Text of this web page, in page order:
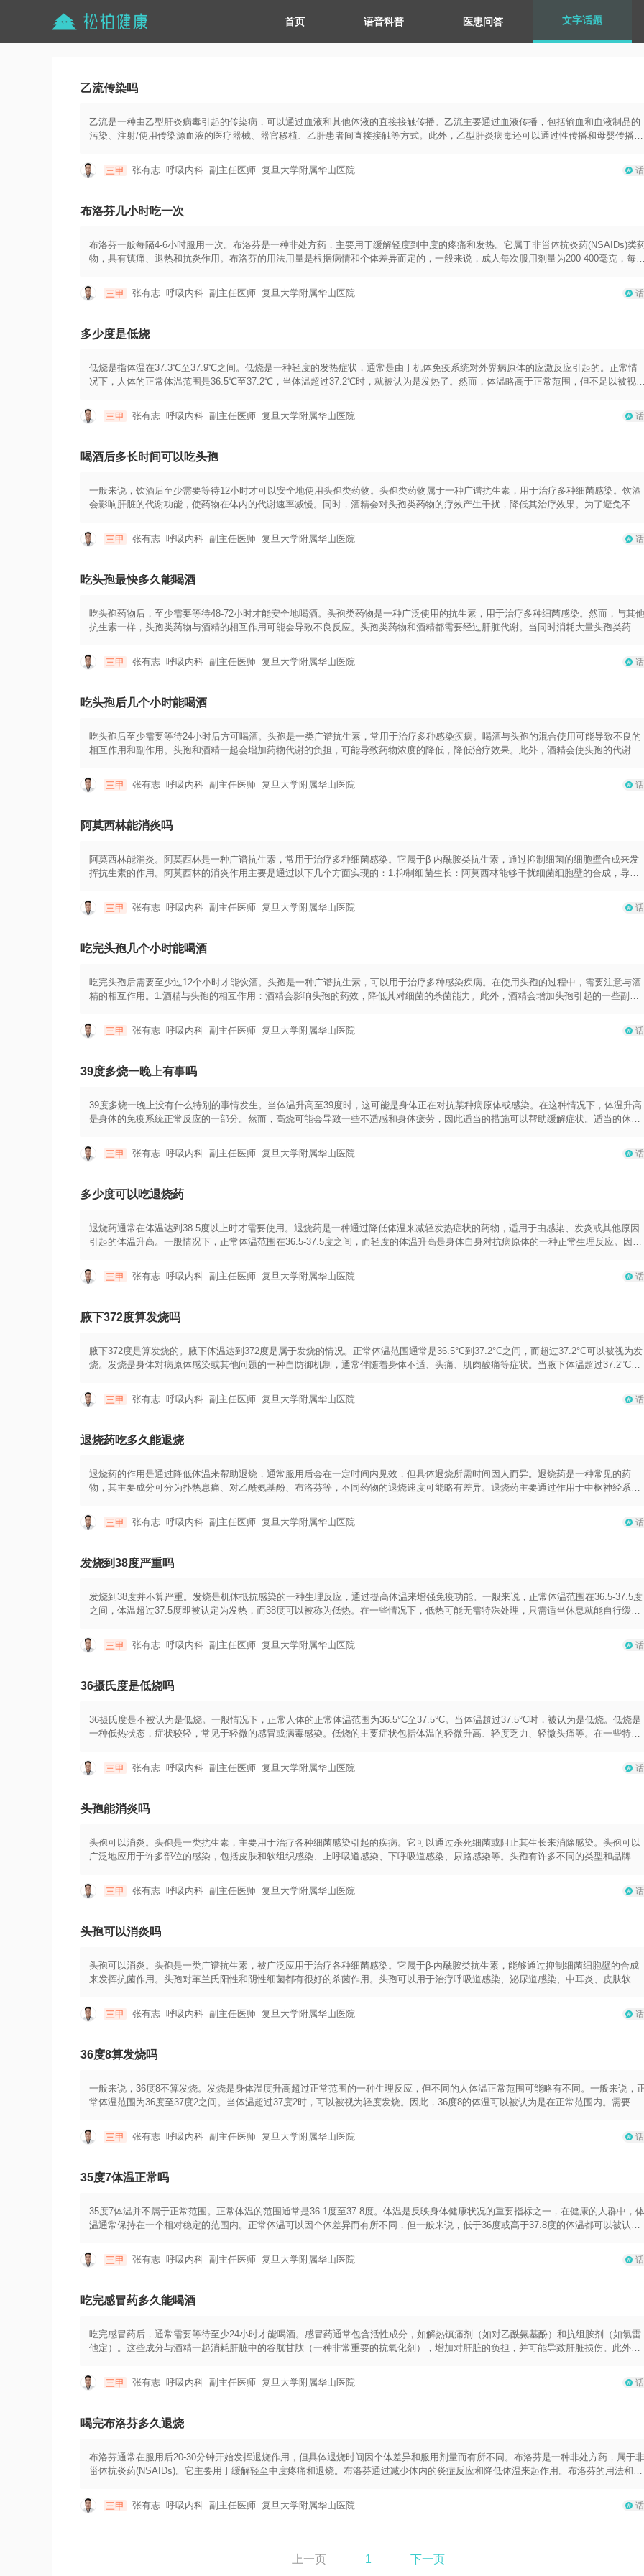
首页 语音科普 医患问答 文字话题
乙流传染吗
乙流是一种由乙型肝炎病毒引起的传染病，可以通过血液和其他体液的直接接触传播。乙流主要通过血液传播，包括输血和血液制品的
污染、注射/使用传染源血液的医疗器械、器官移植、乙肝患者间直接接触等方式。此外，乙型肝炎病毒还可以通过性传播和母婴传播传
序进行接种。2.避免血液和体液接触：避免直接接触他人的血液和其他体液，避免共用牙刷、剃须刀等个人用品。3.采取安全性行为：使
用避孕套等安全措施以防止性传播。4.避免共用注射器和针头：在注射药物或接受医疗过程时，确保使用一次性注射器和针头，并丢弃
勤洗手等。乙流是一种可以通过多种途径传播的传染病，但通过合理的防护措施和良好的个人卫生习惯，可以有效地预防其传播和感
染。
三甲 张有志 呼吸内科 副主任医师 复旦大学附属华山医院
布洛芬几小时吃一次
布洛芬一般每隔4-6小时服用一次。布洛芬是一种非处方药，主要用于缓解轻度到中度的疼痛和发热。它属于非甾体抗炎药(NSAIDs)类
物，具有镇痛、退热和抗炎作用。布洛芬的用法用量是根据病情和个体差异而定的，一般来说，成人每次服用剂量为200-400毫克，每隔
在服用布洛芬时，有一些须知事项需要注意。首先，必须按照医生或药师的建议来使用药物，并遵循药物说明书上的用药指导。患者需
要确保不超过每日最大剂量，并避免与其他含有布洛芬成分的药物同时使用。其次，服用布洛芬时要注意饭前或饭后服用，以减少胃肠
险，因此不得随意延长服用时间或增加剂量。有胃溃疡、肝肾功能不全、心血管疾病、哮喘或过敏史的患者应谨慎使用药物。
三甲 张有志 呼吸内科 副主任医师 复旦大学附属华山医院
多少度是低烧
低烧是指体温在37.3℃至37.9℃之间。低烧是一种轻度的发热症状，通常是由于机体免疫系统对外界病原体的应激反应引起的。正常情
况下，人体的正常体温范围是36.5℃至37.2℃，当体温超过37.2℃时，就被认为是发热了。然而，体温略高于正常范围，但不足以被视
先兆。一些常见的原因包括感冒、流感、喉咙痛、中耳炎等。此外，一些慢性疾病，如类风湿性关节炎、红斑狼疮等，也可能引起低
烧。对于低烧的治疗，首先需要判断病因。如果低烧是由感冒或流感等病毒感染引起的，通常只需要休息、多喝水、适当使用退烧药物
素和营养物质的食物，以帮助机体增强免疫力。需要注意以下几点：1.低烧期间要注意保持充足的水分摄入，避免脱水；2.保持室内空气
流通，避免密闭环境；3.避免长时间暴露在高温环境中；4.使用退烧药时，应按照医生建议的剂量使用，并遵守使用说明；5.如果低烧伴
三甲 张有志 呼吸内科 副主任医师 复旦大学附属华山医院
喝酒后多长时间可以吃头孢
一般来说，饮酒后至少需要等待12小时才可以安全地使用头孢类药物。头孢类药物属于一种广谱抗生素，用于治疗多种细菌感染。饮酒
会影响肝脏的代谢功能，使药物在体内的代谢速率减慢。同时，酒精会对头孢类药物的疗效产生干扰，降低其治疗效果。为了避免不必
代谢完成，减少与药物之间的相互作用。需要注意的是，每个人的代谢能力可能会有所不同，所以建议在使用头孢类药物前咨询医生或
药师的建议。他们可以考虑个人的情况，并根据的健康状况、药物剂量和饮酒情况来制定最合适的用药方案。在使用头孢类药物时，还
发红、过敏反应等，应立即停药并就医。3.不要在没有医生指导的情况下自行使用头孢类药物，也不要与其他药物一同使用，以免出现
药物相互作用。4.在使用药物期间，尽量避免饮酒，遵循医生或药师的饮食禁忌措施，以免干扰药物的疗效。
三甲 张有志 呼吸内科 副主任医师 复旦大学附属华山医院
吃头孢最快多久能喝酒
吃头孢药物后，至少需要等待48-72小时才能安全地喝酒。头孢类药物是一种广泛使用的抗生素，用于治疗多种细菌感染。然而，与其他
抗生素一样，头孢类药物与酒精的相互作用可能会导致不良反应。头孢类药物和酒精都需要经过肝脏代谢。当同时消耗大量头孢类药物
滞留时间过长，增加了不良反应的风险。第三，酒精与头孢类药物的相互作用可能会引起一系列不适反应，如胃部不适、呕吐、头晕、
心悸、低血压等。因此，为了避免不良反应的发生，建议在使用头孢类药物期间至少等待48-72小时后才饮酒。此时间段可以确保药物完
含酒精的口服药物、含酒精的口腔清洗液等。这些都可能增加药物和酒精之间的相互作用风险。
三甲 张有志 呼吸内科 副主任医师 复旦大学附属华山医院
吃头孢后几个小时能喝酒
吃头孢后至少需要等待24小时后方可喝酒。头孢是一类广谱抗生素，常用于治疗多种感染疾病。喝酒与头孢的混合使用可能导致不良的
相互作用和副作用。头孢和酒精一起会增加药物代谢的负担，可能导致药物浓度的降低，降低治疗效果。此外，酒精会使头孢的代谢速
悸、恶心、呕吐等。此外，酒精还会引起胃肠道刺激，可能增加胃肠道不适的风险。因此，为了确保头孢的疗效和避免不必要的不良反
应，建议在服用头孢后至少等待24小时后再饮酒。这样能有效保证药物的疗效，并降低不良反应的风险。需要注意的是，不同的头孢类
同时，每个人的身体情况不同，药物的代谢速度也会有差异，所以建议在使用头孢之前，先了解自己的身体状况，并咨询医生的建议。
三甲 张有志 呼吸内科 副主任医师 复旦大学附属华山医院
阿莫西林能消炎吗
阿莫西林能消炎。阿莫西林是一种广谱抗生素，常用于治疗多种细菌感染。它属于β-内酰胺类抗生素，通过抑制细菌的细胞壁合成来发
挥抗生素的作用。阿莫西林的消炎作用主要是通过以下几个方面实现的：1.抑制细菌生长：阿莫西林能够干扰细菌细胞壁的合成，导致
作用，能够直接杀死感染的细菌，减少炎症的程度。3.提高免疫系统的反应：阿莫西林的治疗还能够增强免疫系统的反应，进一步帮助
身体抵抗感染。它可以促进白细胞的活性，增加抗体的产生，从而加强免疫系统的消炎效果。阿莫西林通常用于治疗多种感染，如上呼
每次口服500-1000毫克，每天3次；儿童的剂量会根据体重进行调整。需要注意的是，阿莫西林只对细菌感染有效，对于病毒感染无效。
在使用阿莫西林时，应遵医嘱按照正确的剂量和用法使用，并完成整个疗程。不得随意停药或滥用抗生素，以免导致细菌耐药性的产
三甲 张有志 呼吸内科 副主任医师 复旦大学附属华山医院
吃完头孢几个小时能喝酒
吃完头孢后需要至少过12个小时才能饮酒。头孢是一种广谱抗生素，可以用于治疗多种感染疾病。在使用头孢的过程中，需要注意与酒
精的相互作用。1.酒精与头孢的相互作用：酒精会影响头孢的药效，降低其对细菌的杀菌能力。此外，酒精会增加头孢引起的一些副作
续一段时间内继续对细菌起作用。具体时间取决于头孢的类型和用药剂量。基于以上两个方面的考虑，建议吃完头孢后至少过12个小时
再饮酒。这样能够确保头孢完全代谢和排出体外，减少与酒精的相互作用，并避免不必要的副作用。需要注意的是，每个人的身体状况
物，遵循医生的指导，按时用药，并遵守给药剂量和用药时长。
三甲 张有志 呼吸内科 副主任医师 复旦大学附属华山医院
39度多烧一晚上有事吗
39度多烧一晚上没有什么特别的事情发生。当体温升高至39度时，这可能是身体正在对抗某种病原体或感染。在这种情况下，体温升高
是身体的免疫系统正常反应的一部分。然而，高烧可能会导致一些不适感和身体疲劳，因此适当的措施可以帮助缓解症状。适当的休息
药物可以用于缓解症状。非处方药如解热镇痛药可以帮助降低体温和缓解不适感。然而，在使用药物时，应遵循正确的用药剂量和用药
频率，并根据医生的建议服用。建议尽量避免剧烈活动和过多的体力劳动，因为这可能会加重身体疲劳。保持室内的温度适宜，注意保
难等），应及时就医并咨询医生的建议。
三甲 张有志 呼吸内科 副主任医师 复旦大学附属华山医院
多少度可以吃退烧药
退烧药通常在体温达到38.5度以上时才需要使用。退烧药是一种通过降低体温来减轻发热症状的药物，适用于由感染、发炎或其他原因
引起的体温升高。一般情况下，正常体温范围在36.5-37.5度之间，而轻度的体温升高是身体自身对抗病原体的一种正常生理反应。因
芬颗粒）、阿司匹林（阿司匹林片）等。具体使用哪种退烧药可以根据患者的年龄、身体状况和临床表现来选择，最好在医生的指导下
使用。在使用退烧药时，需要注意以下几点：1.严格按照剂量和用法使用，不要超过推荐剂量。2.不要长期连续使用，根据病情控制使
同的退烧药同时使用，以免引起药物相互作用或潜在的不良反应。5.使用退烧药后，需要监测体温的下降情况，如果体温一直持续升高
或其他不适症状加重，应及时就医。
三甲 张有志 呼吸内科 副主任医师 复旦大学附属华山医院
腋下372度算发烧吗
腋下372度是算发烧的。腋下体温达到372度是属于发烧的情况。正常体温范围通常是36.5°C到37.2°C之间，而超过37.2°C可以被视为发
烧。发烧是身体对病原体感染或其他问题的一种自防御机制，通常伴随着身体不适、头痛、肌肉酸痛等症状。当腋下体温超过37.2°C
用，并且咨询医生的建议。2.适当休息：发烧时，身体需要休息以应对病原体侵袭。保持充足的睡眠和休息，有助于身体康复。3.补充水
分：发烧会导致水分流失，因此及时补充水分非常重要。喝足够的水或其他补充液体，如果汁或口服补液溶液，有助于保持体液平衡。
饮食对于加速康复非常重要。增加摄入新鲜水果、蔬菜和蛋白质，合理搭配饮食有助于身体抵抗力提高。需要注意的是，临床上通常建
议措施应根据患者的具体情况和症状来制定。如果发烧伴随其他严重症状，如呼吸困难、昏迷或严重头痛等，应立即就医寻求医生的建
三甲 张有志 呼吸内科 副主任医师 复旦大学附属华山医院
退烧药吃多久能退烧
退烧药的作用是通过降低体温来帮助退烧，通常服用后会在一定时间内见效，但具体退烧所需时间因人而异。退烧药是一种常见的药
物，其主要成分可分为扑热息痛、对乙酰氨基酚、布洛芬等，不同药物的退烧速度可能略有差异。退烧药主要通过作用于中枢神经系统
说明的建议。对于成人，常见的退烧药一般建议每次口服药片1-2片，每天不超过4次。至于儿童，应根据其年龄和体重来确定用药剂
量。在服用药物之前应先读取药物说明书并咨询医生。需要注意的是，服用退烧药应控制剂量和时间，避免过度使用。通常情况下，退
1.忌酒：退烧药与酒精同时使用可能导致肝脏损伤风险增加。2.减少体力活动：在服药期间应减少体力活动，避免过度劳累，有助于降低
体温。3.多饮水：保持身体水分充足，有助于利尿和排除体内热量。
三甲 张有志 呼吸内科 副主任医师 复旦大学附属华山医院
发烧到38度严重吗
发烧到38度并不算严重。发烧是机体抵抗感染的一种生理反应，通过提高体温来增强免疫功能。一般来说，正常体温范围在36.5-37.5度
之间，体温超过37.5度即被认定为发热，而38度可以被称为低热。在一些情况下，低热可能无需特殊处理，只需适当休息就能自行缓
等，可能是某种感染的表现，需要进一步观察和处理。2.年龄和健康状况：对于婴幼儿、老年人或有慢性疾病的人来说，即使低热也可
能带来一定的风险。在这种情况下，建议及时就医，以便早期发现和处理潜在的健康问题。3.潜在疾病：有些疾病如中耳炎、肺炎等可
下，需要根据个体情况和症状综合考虑是否需要进一步处理。若出现其他不适症状或病情加重，建议及时就医咨询专业医生。
三甲 张有志 呼吸内科 副主任医师 复旦大学附属华山医院
36摄氏度是低烧吗
36摄氏度是不被认为是低烧。一般情况下，正常人体的正常体温范围为36.5°C至37.5°C。当体温超过37.5°C时，被认为是低烧。低烧是
一种低热状态，症状较轻，常见于轻微的感冒或病毒感染。低烧的主要症状包括体温的轻微升高、轻度乏力、轻微头痛等。在一些特殊
者对感染的抵抗力较弱，因此即使有轻微的体温升高，也可能被认为是低烧。此外，对于年龄较大的患者来说，由于免疫系统功能相对
较弱，较低的体温升高也可能被当作低烧。通常情况下，36摄氏度的体温可被视为正常体温的变异范围。然而，即使体温略高于36摄氏
的正常体温可能在36摄氏度以下，而有些人可能在36.5摄氏度左右。因此，要综合各项指标进行判断，而不仅仅依靠体温来确定是否为
低烧。
三甲 张有志 呼吸内科 副主任医师 复旦大学附属华山医院
头孢能消炎吗
头孢可以消炎。头孢是一类抗生素，主要用于治疗各种细菌感染引起的疾病。它可以通过杀死细菌或阻止其生长来消除感染。头孢可以
广泛地应用于许多部位的感染，包括皮肤和软组织感染、上呼吸道感染、下呼吸道感染、尿路感染等。头孢有许多不同的类型和品牌，
导。头孢通常以药丸、胶囊或注射剂的形式给予患者。用法用量的具体指导应根据患者的年龄、体重、病情严重程度以及感染部位等因
素进行调整。一般来说，头孢的使用建议遵循医生的处方指示，并且应按时按量服用，以确保药物的最佳疗效。在使用头孢期间，需要
疹等。如果出现严重的不良反应，应及时就医。3.对于存在某些疾病或过敏史的患者，可能需要避免使用头孢，或者需要在医生的监督
下使用。4.在使用头孢期间，应避免饮酒，因为头孢与酒精可能会发生相互作用，增加药物的不良反应风险。
三甲 张有志 呼吸内科 副主任医师 复旦大学附属华山医院
头孢可以消炎吗
头孢可以消炎。头孢是一类广谱抗生素，被广泛应用于治疗各种细菌感染。它属于β-内酰胺类抗生素，能够通过抑制细菌细胞壁的合成
来发挥抗菌作用。头孢对革兰氏阳性和阴性细菌都有很好的杀菌作用。头孢可以用于治疗呼吸道感染、泌尿道感染、中耳炎、皮肤软组
议来确定。在使用头孢的过程中，需要注意以下几点：1.严格按照医嘱来使用头孢，不可随意更改用药剂量或停药。剂量不足会导致治
疗失败，剂量过大则可能会出现不良反应。2.头孢可能会引起过敏反应，如皮疹、荨麻疹、喉头水肿等。患者若出现过敏症状，应立即
三甲 张有志 呼吸内科 副主任医师 复旦大学附属华山医院
36度8算发烧吗
一般来说，36度8不算发烧。发烧是身体温度升高超过正常范围的一种生理反应，但不同的人体温正常范围可能略有不同。一般来说，
常体温范围为36度至37度2之间。当体温超过37度2时，可以被视为轻度发烧。因此，36度8的体温可以被认为是在正常范围内。需要注
响，如环境温度和个人活动水平等。因此，在评估是否发烧时，除了体温之外，还需要考虑其他症状和个人情况。如果感到不适，如头
痛、乏力、喉咙痛等，并且体温超过了个人正常体温范围，即使不到37度2，也建议咨询医生，了解病情并寻求适当的治疗。如果体温
施。
三甲 张有志 呼吸内科 副主任医师 复旦大学附属华山医院
35度7体温正常吗
35度7体温并不属于正常范围。正常体温的范围通常是36.1度至37.8度。体温是反映身体健康状况的重要指标之一，在健康的人群中，体
温通常保持在一个相对稳定的范围内。正常体温可以因个体差异而有所不同，但一般来说，低于36度或高于37.8度的体温都可以被认为
体温还可能是某些疾病或服药引起的，比如甲状腺功能低下、糖尿病等。如果体温持续低于正常范围，建议咨询医生以寻求进一步诊断
和治疗。对于个体的体温异常，需要注意是否伴随其他症状以及持续的时间。如果体温只是暂时低于正常而无其他明显异常，可能是由
生活习惯，养成良好的作息规律和饮食习惯，有助于维持正常的体温。
三甲 张有志 呼吸内科 副主任医师 复旦大学附属华山医院
吃完感冒药多久能喝酒
吃完感冒药后，通常需要等待至少24小时才能喝酒。感冒药通常包含活性成分，如解热镇痛剂（如对乙酰氨基酚）和抗组胺剂（如氯雷
他定）。这些成分与酒精一起消耗肝脏中的谷胱甘肽（一种非常重要的抗氧化剂），增加对肝脏的负担，并可能导致肝脏损伤。此外，
用感冒药期间避免饮酒。具体而言，一般建议在停止使用感冒药后等待至少24小时才能喝酒。这样可以充分等待药物离开体内，恢复肝
脏功能，并避免药物和酒精之间的相互作用。需要注意的是，不同类型的感冒药可能包含不同的成分，具体情况可能因药物而异。因
请咨询专业的医疗保健人员。酒精本身也可能对免疫系统产生负面影响，并且会导致身体脱水，这可能会加重感冒症状。因此，即使没
有服用感冒药，当感到不适或患有感冒时，最好避免饮酒，以便身体能够有效地抵御感染并获得更快的康复。
三甲 张有志 呼吸内科 副主任医师 复旦大学附属华山医院
喝完布洛芬多久退烧
布洛芬通常在服用后20-30分钟开始发挥退烧作用，但具体退烧时间因个体差异和服用剂量而有所不同。布洛芬是一种非处方药，属于非
甾体抗炎药(NSAIDs)。它主要用于缓解轻至中度疼痛和退烧。布洛芬通过减少体内的炎症反应和降低体温来起作用。布洛芬的用法和用
剂量根据年龄和体重来确定，请在儿科医生或药师的指导下使用。在服用布洛芬期间，需要注意以下几点：1.严格按照医生或药师指导
的剂量和用法服用。2.避免与其他含有NSAIDs成分的药物一起使用，以免增加不良反应的风险。3.在使用布洛芬期间，注意监测体温变
三甲 张有志 呼吸内科 副主任医师 复旦大学附属华山医院
上一页 1 下一页